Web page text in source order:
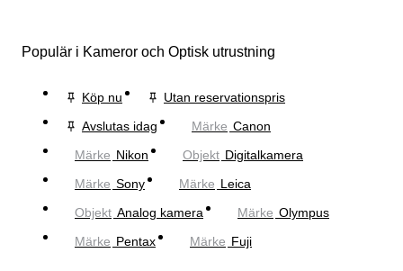
Populär i Kameror och Optisk utrustning
Köp nu
Utan reservationspris
Avslutas idag
Märke Canon
Märke Nikon Objekt Digitalkamera
Märke Sony Märke Leica
Objekt Analog kamera Märke Olympus
Märke Pentax Märke Fuji